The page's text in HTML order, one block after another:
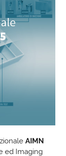
AIMN
ed Imaging